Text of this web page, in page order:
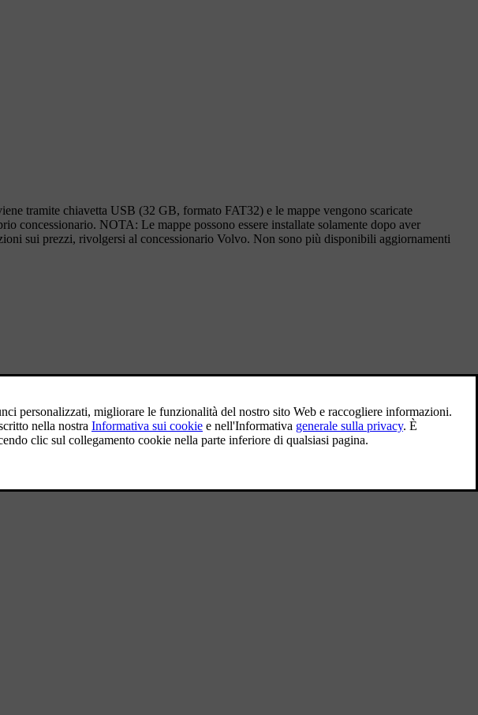
tramite chiavetta USB (32 GB, formato FAT32) e le mappe vengono scaricate
concessionario. NOTA: Le mappe possono essere installate solamente dopo aver
sui prezzi, rivolgersi al concessionario Volvo. Non sono più disponibili aggiornamenti